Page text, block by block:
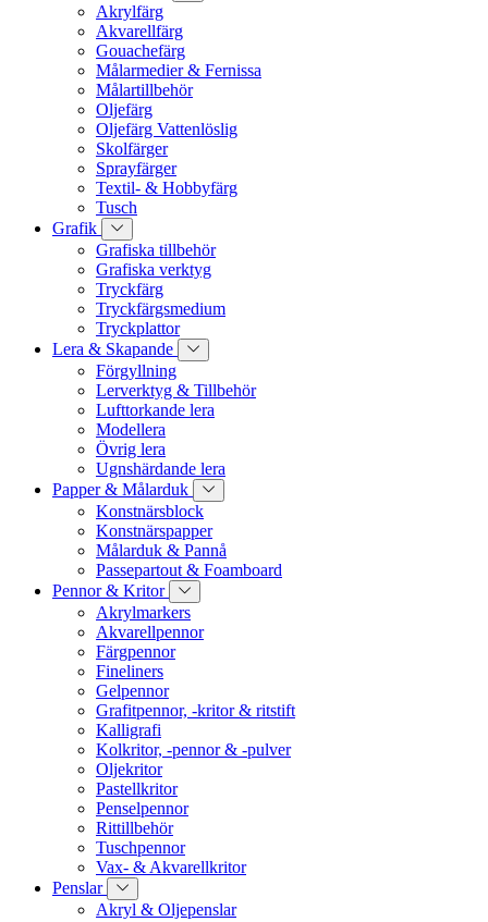
Akrylfärg
Akvarellfärg
Gouachefärg
Målarmedier & Fernissa
Målartillbehör
Oljefärg
Oljefärg Vattenlöslig
Skolfärger
Sprayfärger
Textil- & Hobbyfärg
Tusch
Grafik
Grafiska tillbehör
Grafiska verktyg
Tryckfärg
Tryckfärgsmedium
Tryckplattor
Lera & Skapande
Förgyllning
Lerverktyg & Tillbehör
Lufttorkande lera
Modellera
Övrig lera
Ugnshärdande lera
Papper & Målarduk
Konstnärsblock
Konstnärspapper
Målarduk & Pannå
Passepartout & Foamboard
Pennor & Kritor
Akrylmarkers
Akvarellpennor
Färgpennor
Fineliners
Gelpennor
Grafitpennor, -kritor & ritstift
Kalligrafi
Kolkritor, -pennor & -pulver
Oljekritor
Pastellkritor
Penselpennor
Rittillbehör
Tuschpennor
Vax- & Akvarellkritor
Penslar
Akryl & Oljepenslar